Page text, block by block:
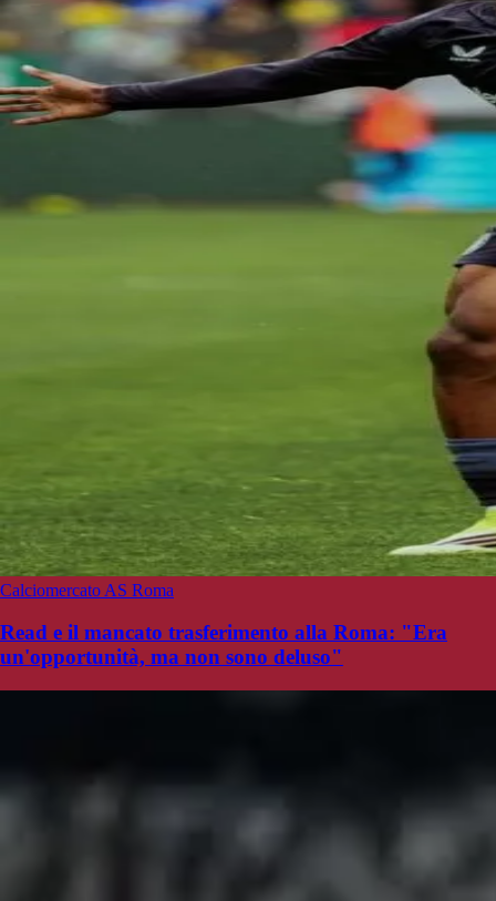
Calciomercato AS Roma
Read e il mancato trasferimento alla Roma: "Era
un'opportunità, ma non sono deluso"